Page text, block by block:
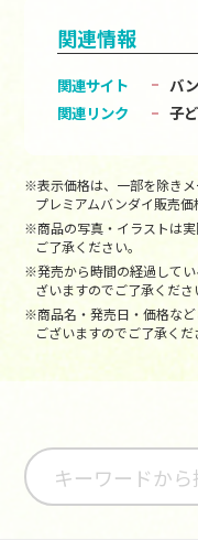
関連情報
関連サイト
バ
関連リンク
子
※表示価格は、一部を除きメ
プレミアムバンダイ販売価
※商品の写真・イラストは
ご了承ください。
※発売から時間の経過して
ざいますのでご了承くださ
※商品名・発売日・価格な
ございますのでご了承くだ